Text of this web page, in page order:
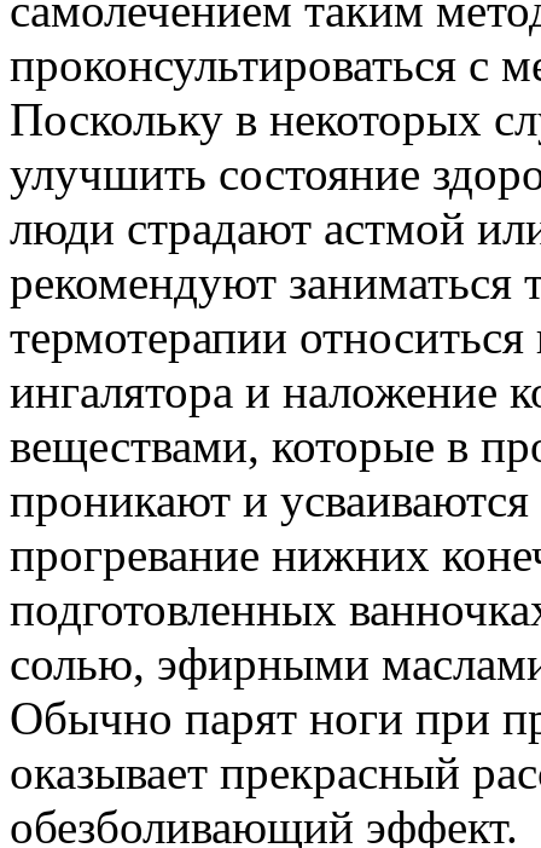
проконсультироваться с
Поскольку в некоторых
улучшить состояние
люди страдают астмой
рекомендуют заниматься
термотерапии
ингалятора и наложение
веществами, которые в
проникают и
прогревание нижних
подготовленных
солью, эфирными
Обычно парят ноги при
оказывает прекрасный
обезболивающий эффект.